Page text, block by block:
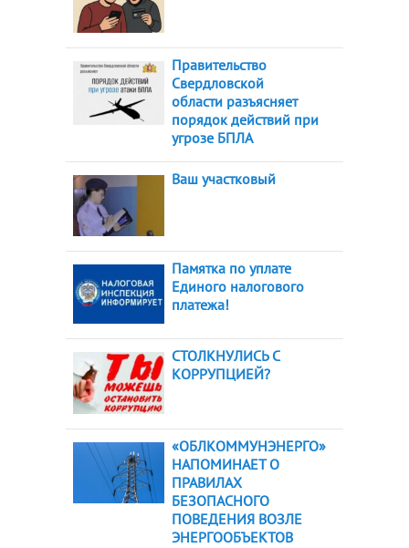
Правительство
Свердловской
области разъясняет
порядок действий при
угрозе БПЛА
Ваш участковый
Памятка по уплате
Единого налогового
платежа!
СТОЛКНУЛИСЬ С
КОРРУПЦИЕЙ?
«ОБЛКОММУНЭНЕРГО»
НАПОМИНАЕТ О
ПРАВИЛАХ
БЕЗОПАСНОГО
ПОВЕДЕНИЯ ВОЗЛЕ
ЭНЕРГООБЪЕКТОВ